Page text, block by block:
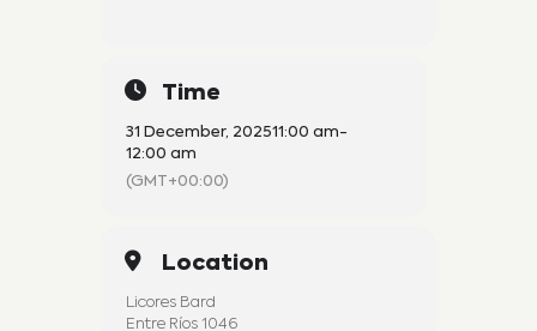
Time
31 December, 202511:00 am-
12:00 am
(GMT+00:00)
Location
Licores Bard
Entre Ríos 1046